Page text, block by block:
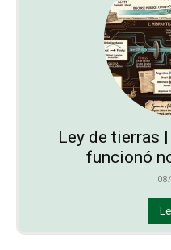
Ley de tierras
funcionó